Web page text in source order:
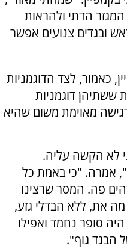
הדתי ולהראות
ובגדים צנועים אפשר
כאמור, לצד הדוגמניות
ששתיהן דוגמניות
מאוימת משום שהיא
לא הקשה עליה.
אמרה. "כי באמת כל
פה. המסר שרצינו
את, ללא הבדלי גזע,
סופר נחמד ואפילו
הבגד גוף".